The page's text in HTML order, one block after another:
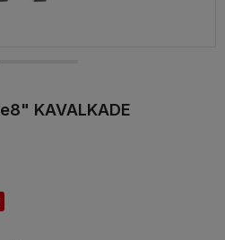
KAVALKADE